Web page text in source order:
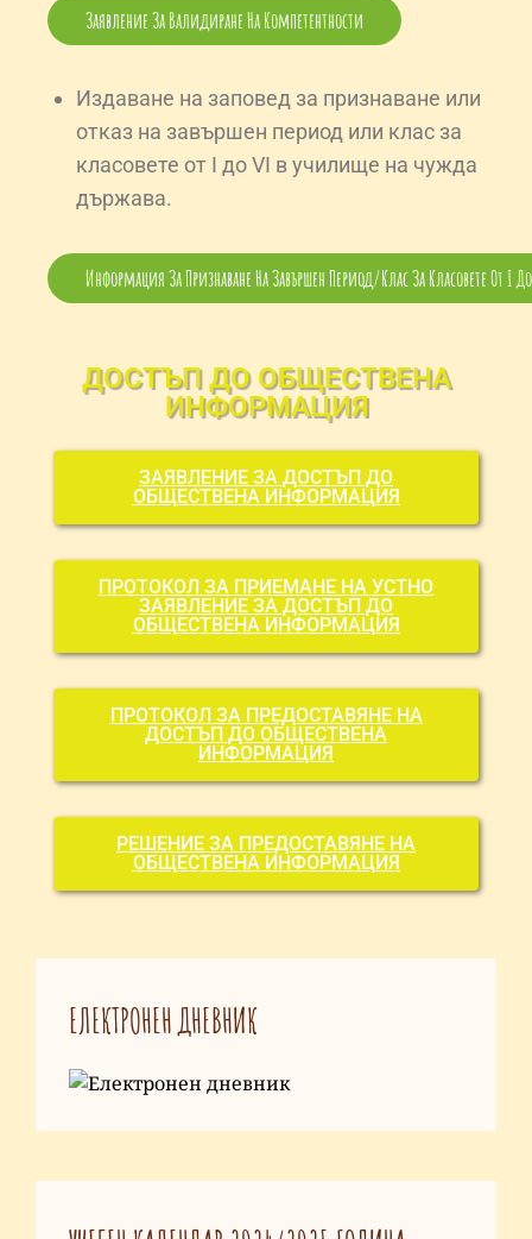
Заявление За Валидиране На Компетентности
Издаване на заповед за признаване или
отказ на завършен период или клас за
класовете от I до VI в училище на чужда
държава.
Информация За Признаване На Завършен Период/клас За Класовете От I
ДОСТЪП ДО ОБЩЕСТВЕНА
ИНФОРМАЦИЯ
ЗАЯВЛЕНИЕ ЗА ДОСТЪП ДО
ОБЩЕСТВЕНА ИНФОРМАЦИЯ
ПРОТОКОЛ ЗА ПРИЕМАНЕ НА УСТНО
ЗАЯВЛЕНИЕ ЗА ДОСТЪП ДО
ОБЩЕСТВЕНА ИНФОРМАЦИЯ
ПРОТОКОЛ ЗА ПРЕДОСТАВЯНЕ НА
ДОСТЪП ДО ОБЩЕСТВЕНА
ИНФОРМАЦИЯ
РЕШЕНИЕ ЗА ПРЕДОСТАВЯНЕ НА
ОБЩЕСТВЕНА ИНФОРМАЦИЯ
ЕЛЕКТРОНЕН ДНЕВНИК